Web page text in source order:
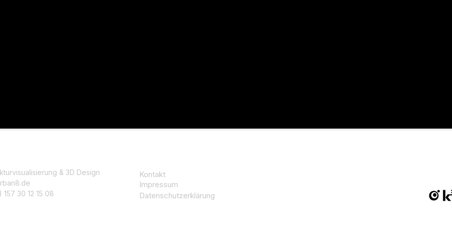
& 3D Design
30 12 15 08
Kontakt
Impressum
Datenschutzerklärung